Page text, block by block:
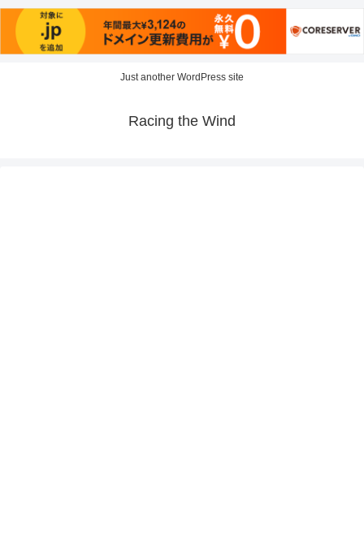
Just another WordPress site
Racing the Wind